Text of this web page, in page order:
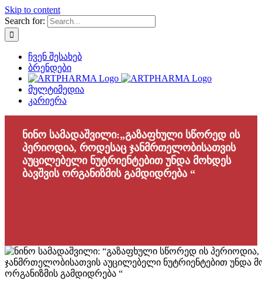
Skip to content
Search for:
ჩვენ შესახებ
ბრენდები
მულტიმედია
კარიერა
ნინო სამადაშვილი:„გაზაფხული სწორედ ის
პერიოდია, როდესაც ჯანმრთელობისათვის
აუცილებელი ნუტრიენტებით უნდა მოხდეს
ბავშვის ორგანიზმის გამდიდრება “